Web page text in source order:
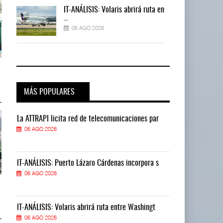
TMAZ eleva 77% movimiento de
05 AGO 2026
05 AGO 2026
TMAZ eleva 77% movimiento de
05 AGO 2026
IT-ANÁLISIS: Volaris abrirá ruta en
06 AGO 2026
MÁS POPULARES
La ATTRAPI licita red de telecomunicaciones par
06 AGO 2026
IT-ANÁLISIS: Puerto Lázaro Cárdenas incorpora s
06 AGO 2026
IT-ANÁLISIS: Volaris abrirá ruta entre Washingt
06 AGO 2026